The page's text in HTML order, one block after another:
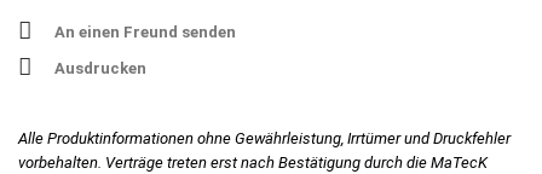
An einen Freund senden
Ausdrucken
Alle Produktinformationen ohne Gewährleistung, Irrtümer und Druckfehler
vorbehalten. Verträge treten erst nach Bestätigung durch die MaTecK